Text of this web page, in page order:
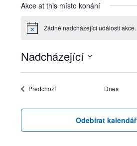
Akce at this místo konání
Notice Žádné nadcházející události akce.
Nadcházející
PředchozíAkce Dnes
Odebírat kalendář